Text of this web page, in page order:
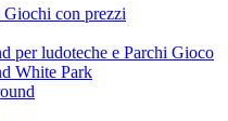
Giochi con prezzi
per ludoteche e Parchi Gioco
White Park